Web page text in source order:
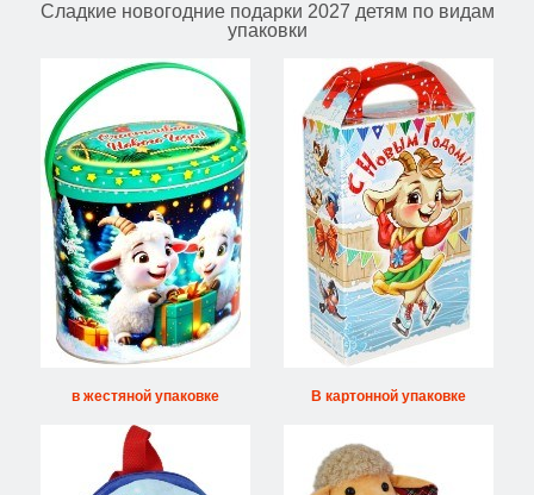
Сладкие новогодние подарки 2027 детям по видам
упаковки
в жестяной упаковке В картонной упаковке